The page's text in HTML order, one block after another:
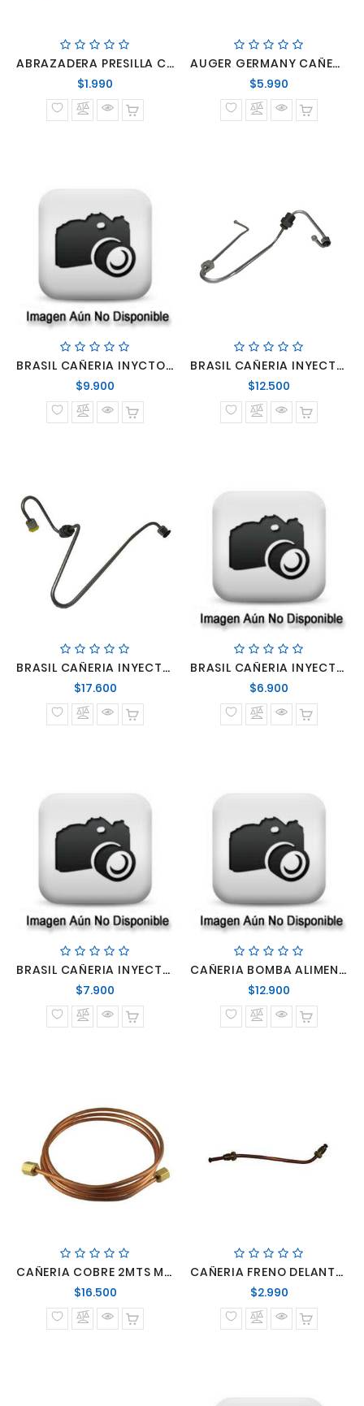
ABRAZADERA PRESILLA CAÑERIA INYECTOR 3 LINEAS
$1.990
normal
AUGER GERMANY CAÑERIA INYECTOR MERCEDES BENZ LO-914 LO-915 LO-916 OM 904 906 924 926
$5.990
normal
BRASIL CAÑERIA INYCTOR SCANIA S-4 N°1
$9.900
normal
BRASIL CAÑERIA INYECTOR OM352 #2
$12.500
normal
BRASIL CAÑERIA INYECTOR OM352 #3
$17.600Precio
normal
BRASIL CAÑERIA INYECTOR SCANIA 111 N°1
$6.900
normal
BRASIL CAÑERIA INYECTOR SCANIA 111 N°2
$7.900
normal
CAÑERIA BOMBA ALIMENTADORA AL SENSOR
$12.900
normal
CAÑERIA COBRE 2MTS MARCADOR TEMPERATURA ROSCA 3/8NF
$16.500Precio
normal
CAÑERIA FRENO DELANTERO DERECHO LO809 812 814 712
$2.990Precio
normal